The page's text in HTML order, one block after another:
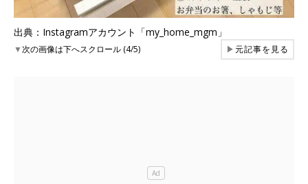
出典：Instagramアカウント「my_home_mgm」
▼次の画像は下へスクロール (4/5) ▶元記事を見る